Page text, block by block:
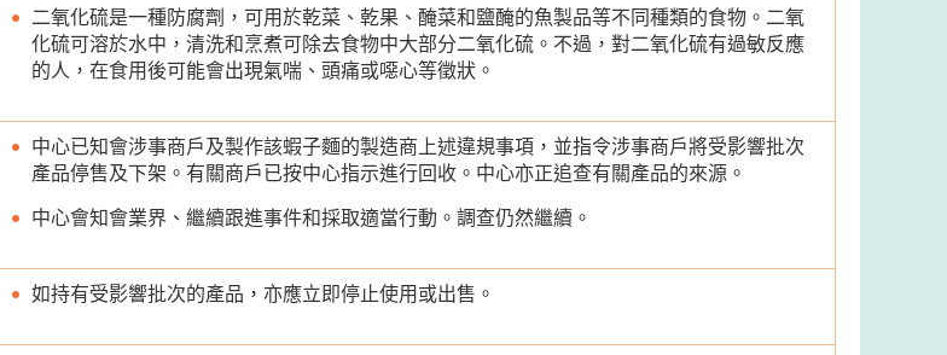
二氧化硫是一種防腐劑，可用於乾菜、乾果、醃菜和鹽醃的魚製品等不同種類的食物。二氧
化硫可溶於水中，清洗和烹煮可除去食物中大部分二氧化硫。不過，對二氧化硫有過敏反應
的人，在食用後可能會出現氣喘、頭痛或噁心等徵狀。
中心已知會涉事商戶及製作該蝦子麵的製造商上述違規事項，並指令涉事商戶將受影響批次
產品停售及下架。有關商戶已按中心指示進行回收。中心亦正追查有關產品的來源。
中心會知會業界、繼續跟進事件和採取適當行動。調查仍然繼續。
如持有受影響批次的產品，亦應立即停止使用或出售。